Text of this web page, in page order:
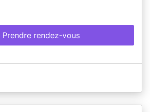
lien vous permettra d’accéder au
au 02.40.82.88.62.
En savoir plus
Prendre rendez-vous